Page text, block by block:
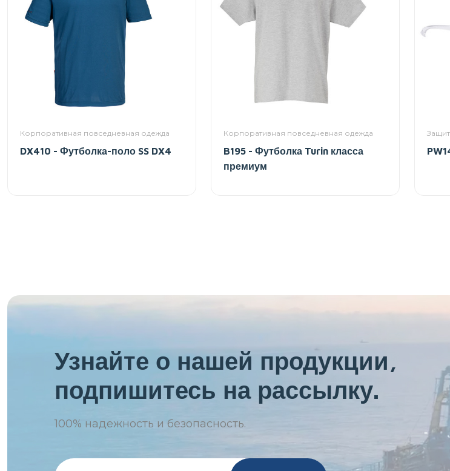
Корпоративная повседневная одежда
DX410 - Футболка-поло SS DX4
Корпоративная повседневная одежда
B195 - Футболка Turin класса
премиум
Узнайте о нашей продукции,
подпишитесь на рассылку.
100% надежность и безопасность.